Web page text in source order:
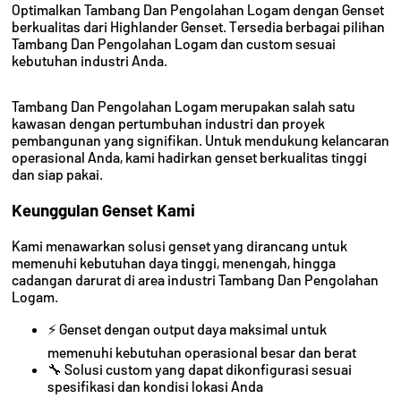
Optimalkan Tambang Dan Pengolahan Logam dengan Genset
berkualitas dari Highlander Genset. Tersedia berbagai pilihan
Tambang Dan Pengolahan Logam dan custom sesuai
kebutuhan industri Anda.
Tambang Dan Pengolahan Logam merupakan salah satu
kawasan dengan pertumbuhan industri dan proyek
pembangunan yang signifikan. Untuk mendukung kelancaran
operasional Anda, kami hadirkan genset berkualitas tinggi
dan siap pakai.
Keunggulan Genset Kami
Kami menawarkan solusi genset yang dirancang untuk
memenuhi kebutuhan daya tinggi, menengah, hingga
cadangan darurat di area industri Tambang Dan Pengolahan
Logam.
⚡ Genset dengan output daya maksimal untuk
memenuhi kebutuhan operasional besar dan berat
🔧 Solusi custom yang dapat dikonfigurasi sesuai
spesifikasi dan kondisi lokasi Anda